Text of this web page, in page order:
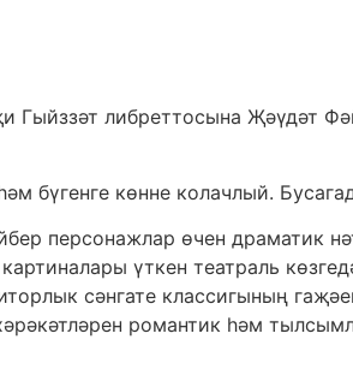
Гыйззәт либреттосына Җәүдәт
бүгенге көнне колачлый.
персонажлар өчен драматик
үткен театраль
сәнгате классигының
романтик һәм